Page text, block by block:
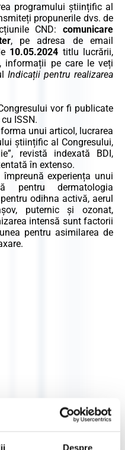
Despre
programului științific al
propunerile dvs. de
CND: comunicare
, pe adresa de email
10.05.2024 titlu lucrării,
informații pe care le veți
Indicații pentru realizarea
vor fi publicate
ISSN.
unui articol, lucrarea
științific al Congresului,
”, revistă indexată BDI,
în extenso.
experiența unui
pentru dermatologia
odihna activă, aerul
puternic și ozonat,
intensă sunt factorii
pentru asimilarea de